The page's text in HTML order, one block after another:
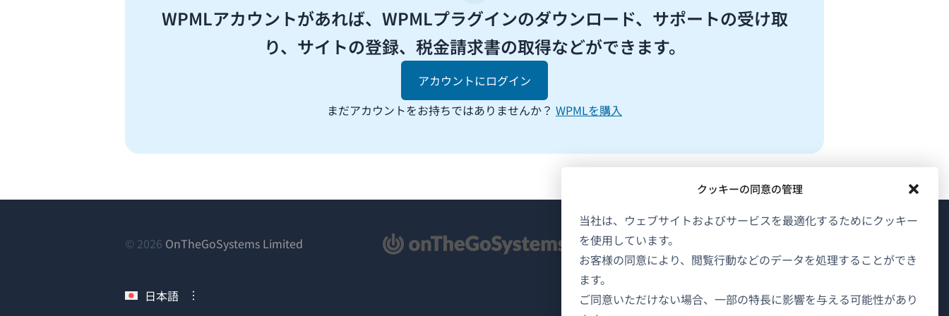
クッキーの同意の管理
当社は、ウェブサイトおよびサービスを最適化するためにクッキー
を使用しています。
お客様の同意により、閲覧行動などのデータを処理することができ
ます。
ご同意いただけない場合、一部の特長に影響を与える可能性があり
WPMLアカウントがあれば、WPMLプラグインのダウンロード、サポートの受け取
り、サイトの登録、税金請求書の取得などができます。
アカウントにログイン
まだアカウントをお持ちではありませんか？ WPMLを購入
© 2026 OnTheGoSystems Limited
日本語
GDPRおよびプライバシーポリシー
チームに参加（新